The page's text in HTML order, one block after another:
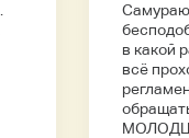
в какой
всё